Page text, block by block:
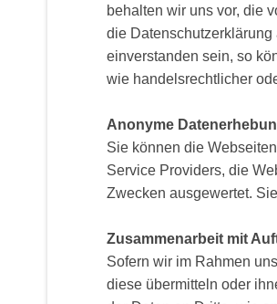
behalten wir uns vor, die
die
einverstanden sein, so
wie handelsrechtlicher
Anonyme
Sie können die
Service Providers, die
Zwecken ausgewertet.
Zusammenarbeit mit
Sofern wir im Rahmen
diese übermitteln oder